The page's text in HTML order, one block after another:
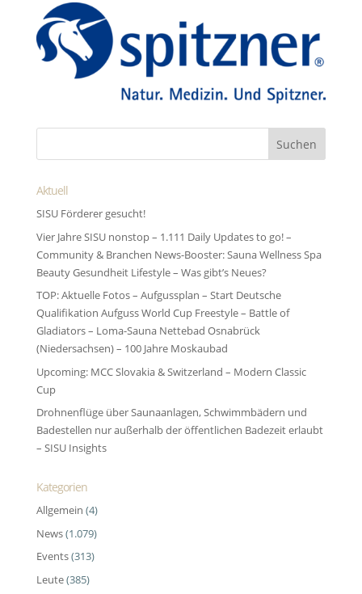
Aktuell
SISU Förderer gesucht!
Vier Jahre SISU nonstop – 1.111 Daily Updates to go! –
Community & Branchen News-Booster: Sauna Wellness Spa
Beauty Gesundheit Lifestyle – Was gibt’s Neues?
TOP: Aktuelle Fotos – Aufgussplan – Start Deutsche
Qualifikation Aufguss World Cup Freestyle – Battle of
Gladiators – Loma-Sauna Nettebad Osnabrück
(Niedersachsen) – 100 Jahre Moskaubad
Upcoming: MCC Slovakia & Switzerland – Modern Classic
Cup
Drohnenflüge über Saunaanlagen, Schwimmbädern und
Badestellen nur außerhalb der öffentlichen Badezeit erlaubt
– SISU Insights
Kategorien
Allgemein (4)
News(1.079)
Events(313)
Leute(385)